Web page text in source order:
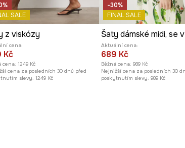
SALE
z viskózy
cena:
Kč
cena: 1249 Kč
cena za posledních 30 dnů před
slevy: 1249 Kč
-30%
FINAL SALE
Aktuální cena:
689 Kč
Běžná cena: 989 Kč
Nejnižší cena za posledních 30
poskytnutím slevy: 989 Kč